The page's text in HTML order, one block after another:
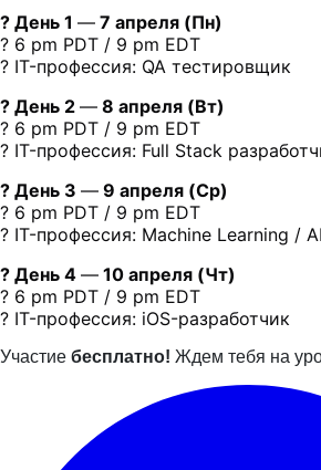
? День 1 — 7 апреля (Пн)
? 6 pm PDT / 9 pm EDT
? IT-профессия: QA тестировщик
? День 2 — 8 апреля (Вт)
? 6 pm PDT / 9 pm EDT
? IT-профессия: Full Stack
? День 3 — 9 апреля (Ср)
? 6 pm PDT / 9 pm EDT
? IT-профессия: Machine Learning /
? День 4 — 10 апреля (Чт)
? 6 pm PDT / 9 pm EDT
? IT-профессия: iOS-разработчик
Участие бесплатно! Ждем тебя на